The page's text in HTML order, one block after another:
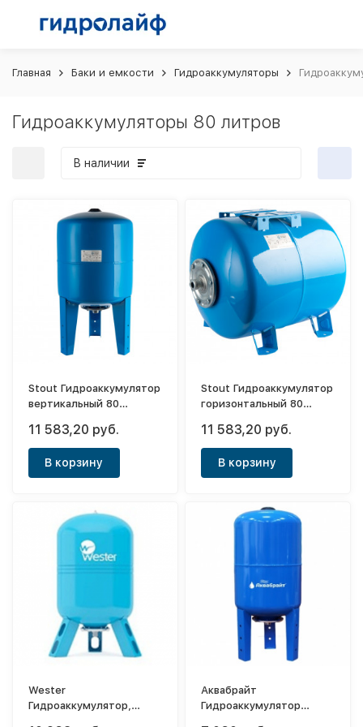
Главная Баки и емкости Гидроаккумуляторы
Гидроаккумуляторы 80 литров
В наличии
Stout Гидроаккумулятор
вертикальный 80
11 583,20 руб.
В корзину
Stout Гидроаккумулятор
горизонтальный 80
11 583,20 руб.
В корзину
Wester
Гидроаккумулятор,
Аквабрайт
Гидроаккумулятор